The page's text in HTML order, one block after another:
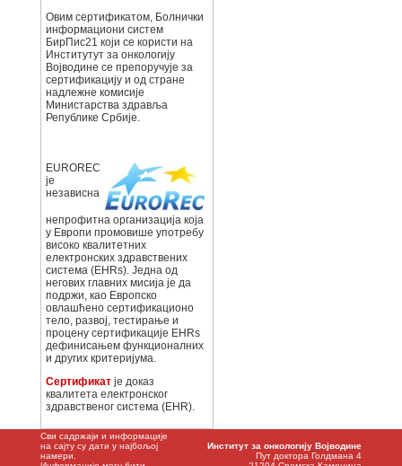
Овим сертификатом, Болнички
информациони систем
БирПис21 који се користи на
Институтут за онкологију
Војводине се препоручује за
сертификацију и од стране
надлежне комисије
Министарства здравља
Републике Србије.
EUROREC
је
независна
непрофитна организација која
у Европи промовише употребу
високо квалитетних
електронских здравствених
система (EHRs). Једна од
негових главних мисија је да
подржи, као Европско
овлашћено сертификационо
тело, развој, тестирање и
процену сертификације EHRs
дефинисањем функционалних
и других критеријума.
Сертификат је доказ
квалитета електронског
здравственог система (EHR).
Сви садржаји и информације
на сајту су дати у најбољој
намери.
Институт за онкологију Војводине
Пут доктора Голдмана 4